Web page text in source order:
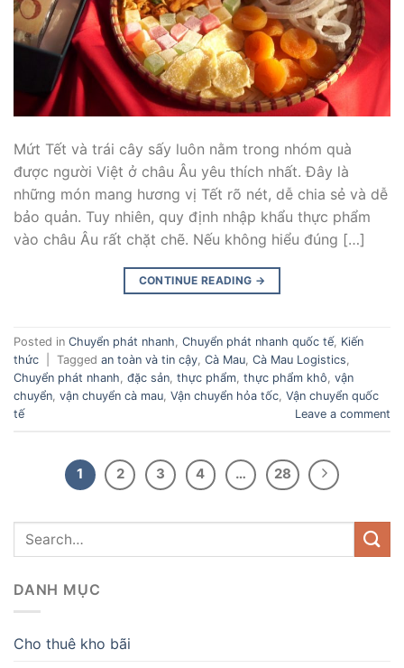
Mứt Tết và trái cây sấy luôn nằm trong nhóm quà
được người Việt ở châu Âu yêu thích nhất. Đây là
những món mang hương vị Tết rõ nét, dễ chia sẻ và dễ
bảo quản. Tuy nhiên, quy định nhập khẩu thực phẩm
vào châu Âu rất chặt chẽ. Nếu không hiểu đúng […]
CONTINUE READING →
Posted in Chuyển phát nhanh, Chuyển phát nhanh quốc tế, Kiến
thức
Tagged an toàn và tin cậy, Cà Mau, Cà Mau Logistics,
Chuyển phát nhanh, đặc sản, thực phẩm, thực phẩm khô, vận
chuyển, vận chuyển cà mau, Vận chuyển hỏa tốc, Vận chuyển quốc
tế
Leave a comment
1 2 3 4 … 28
DANH MỤC
Cho thuê kho bãi